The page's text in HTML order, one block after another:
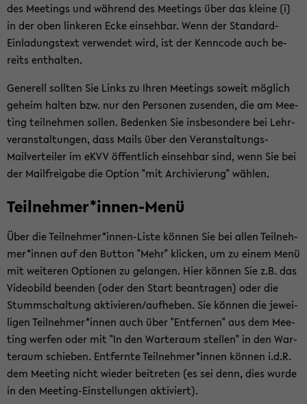
des Mee­tings und wäh­rend des Mee­tings über das klei­ne (i)
in der oben lin­ke­ren Ecke ein­seh­bar. Wenn der Standard-​
Einladungstext ver­wen­det wird, ist der Kenn­code auch be­
reits ent­hal­ten.
Ge­ne­rell soll­ten Sie Links zu Ihren Mee­tings so­weit mög­lich
ge­heim hal­ten bzw. nur den Per­so­nen zu­sen­den, die am Mee­
ting teil­neh­men sol­len. Be­den­ken Sie ins­be­son­de­re bei Lehr­
ver­an­stal­tun­gen, dass Mails über den Veranstaltungs-​
Mailverteiler im eKVV öf­fent­lich ein­seh­bar sind, wenn Sie bei
der Mailfrei­ga­be die Op­ti­on "mit Ar­chi­vie­rung" wäh­len.
Teil­neh­mer*innen-​Menü
Über die Teil­neh­mer*innen-​Liste kön­nen Sie bei allen Teil­neh­
mer*innen auf den But­ton "Mehr" kli­cken, um zu einem Menü
mit wei­te­ren Op­tio­nen zu ge­lan­gen. Hier kön­nen Sie z.B. das
Vi­deo­bild be­en­den (oder den Start be­an­tra­gen) oder die
Stumm­schal­tung ak­ti­vie­ren/auf­he­ben. Sie kön­nen die je­wei­
li­gen Teil­neh­mer*innen auch über "Ent­fer­nen" aus dem Mee­
ting wer­fen oder mit "In den War­te­raum stel­len" in den War­
te­raum schie­ben. Ent­fern­te Teil­neh­mer*innen kön­nen i.d.R.
dem Mee­ting nicht wie­der bei­tre­ten (es sei denn, dies wurde
in den Meeting-​Einstellungen ak­ti­viert).